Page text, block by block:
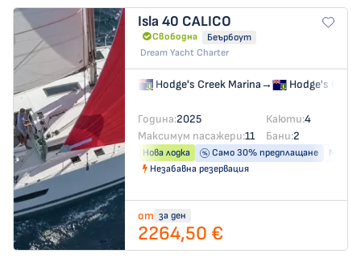
Isla 40 CALICO
Свободна
Беърбоут
Dream Yacht Charter
Hodge's Creek Marina→ Hodge's
Година:2025 Каюти:4
Максимум пасажери:11 Бани:2
Нова лодка Само 30% предплащане
Незабавна резервация
от за ден
2264,50 €